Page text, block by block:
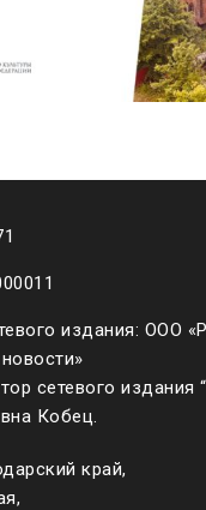
издания: ООО
сетевого издания
Кобец.
край,